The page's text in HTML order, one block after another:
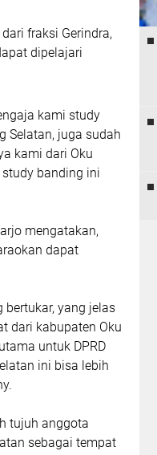
fraksi Gerindra,
dipelajari
kami study
Selatan, juga sudah
kami dari Oku
study banding ini
mengatakan,
dapat
yang jelas
dari kabupaten Oku
untuk DPRD
ini bisa lebih
tujuh anggota
sebagai tempat